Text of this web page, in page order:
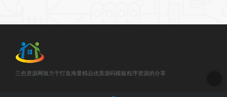
三色资源网致力于打造海量精品优质源码模板程序资源的分享